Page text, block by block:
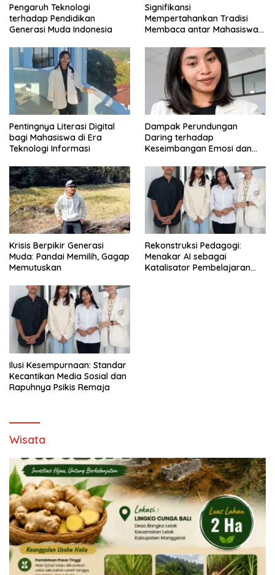
Pengaruh Teknologi
terhadap Pendidikan
Generasi Muda Indonesia
Signifikansi
Mempertahankan Tradisi
Membaca antar Mahasiswa
Pentingnya Literasi Digital
bagi Mahasiswa di Era
Teknologi Informasi
Dampak Perundungan
Daring terhadap
Keseimbangan Emosi dan
Krisis Berpikir Generasi
Muda: Pandai Memilih, Gagap
Memutuskan
Rekonstruksi Pedagogi:
Menakar AI sebagai
Katalisator Pembelajaran
Ilusi Kesempurnaan: Standar
Kecantikan Media Sosial dan
Rapuhnya Psikis Remaja
Wisata